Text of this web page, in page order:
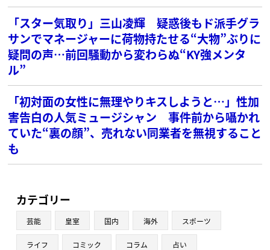
「スター気取り」三山凌輝 疑惑後もド派手グラ
サンでマネージャーに荷物持たせる“大物”ぶりに
疑問の声…前回騒動から変わらぬ“KY強メンタ
ル”
「初対面の女性に無理やりキスしようと…」性加
害告白の人気ミュージシャン 事件前から囁かれ
ていた“裏の顔”、売れない同業者を無視すること
も
カテゴリー
芸能 皇室 国内 海外 スポーツ
ライフ コミック コラム 占い